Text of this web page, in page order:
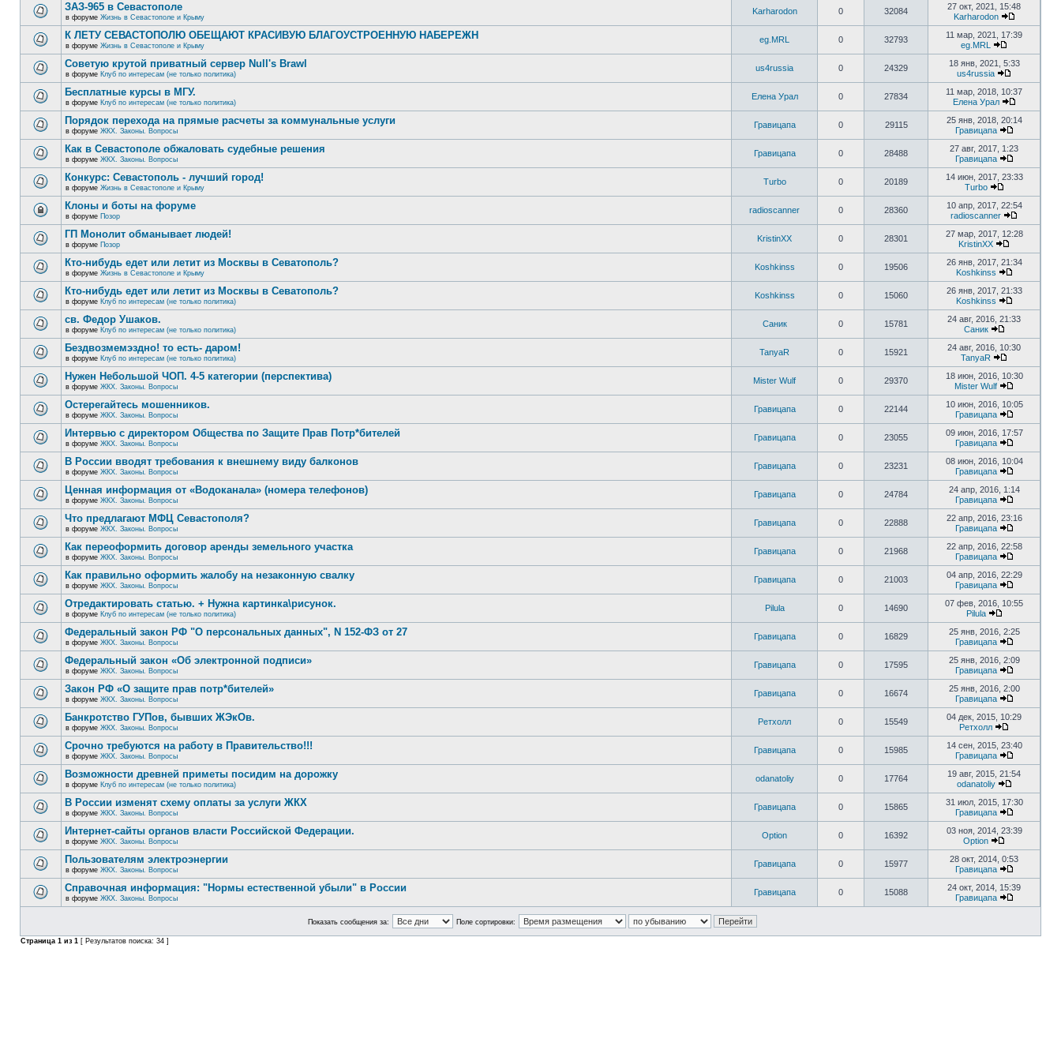
ЗАЗ-965 в Севастополе
в форуме Жизнь в Севастополе и Крыму
Karharodon 0 32084
27 окт, 2021, 15:48
Karharodon
К ЛЕТУ СЕВАСТОПОЛЮ ОБЕЩАЮТ КРАСИВУЮ БЛАГОУСТРОЕННУЮ НАБЕРЕЖН
в форуме Жизнь в Севастополе и Крыму
eg.MRL 0 32793
11 мар, 2021, 17:39
eg.MRL
Советую крутой приватный сервер Null's Brawl
в форуме Клуб по интересам (не только политика)
us4russia 0 24329
18 янв, 2021, 5:33
us4russia
Бесплатные курсы в МГУ.
в форуме Клуб по интересам (не только политика)
Елена Урал 0 27834
11 мар, 2018, 10:37
Елена Урал
Порядок перехода на прямые расчеты за коммунальные услуги
в форуме ЖКХ. Законы. Вопросы
Гравицапа 0 29115
25 янв, 2018, 20:14
Гравицапа
Как в Севастополе обжаловать судебные решения
в форуме ЖКХ. Законы. Вопросы
Гравицапа 0 28488
27 авг, 2017, 1:23
Гравицапа
Конкурс: Севастополь - лучший город!
в форуме Жизнь в Севастополе и Крыму
Turbo 0 20189
14 июн, 2017, 23:33
Turbo
Клоны и боты на форуме
в форуме Позор
radioscanner 0 28360
10 апр, 2017, 22:54
radioscanner
ГП Монолит обманывает людей!
в форуме Позор
KristinXX 0 28301
27 мар, 2017, 12:28
KristinXX
Кто-нибудь едет или летит из Москвы в Севатополь?
в форуме Жизнь в Севастополе и Крыму
Koshkinss 0 19506
26 янв, 2017, 21:34
Koshkinss
Кто-нибудь едет или летит из Москвы в Севатополь?
в форуме Клуб по интересам (не только политика)
Koshkinss 0 15060
26 янв, 2017, 21:33
Koshkinss
св. Федор Ушаков.
в форуме Клуб по интересам (не только политика)
Саник 0 15781
24 авг, 2016, 21:33
Саник
Бездвозмемэздно! то есть- даром!
в форуме Клуб по интересам (не только политика)
TanyaR 0 15921
24 авг, 2016, 10:30
TanyaR
Нужен Небольшой ЧОП. 4-5 категории (перспектива)
в форуме ЖКХ. Законы. Вопросы
Mister Wulf 0 29370
18 июн, 2016, 10:30
Mister Wulf
Остерегайтесь мошенников.
в форуме ЖКХ. Законы. Вопросы
Гравицапа 0 22144
10 июн, 2016, 10:05
Гравицапа
Интервью с директором Общества по Защите Прав Потр*бителей
в форуме ЖКХ. Законы. Вопросы
Гравицапа 0 23055
09 июн, 2016, 17:57
Гравицапа
В России вводят требования к внешнему виду балконов
в форуме ЖКХ. Законы. Вопросы
Гравицапа 0 23231
08 июн, 2016, 10:04
Гравицапа
Ценная информация от «Водоканала» (номера телефонов)
в форуме ЖКХ. Законы. Вопросы
Гравицапа 0 24784
24 апр, 2016, 1:14
Гравицапа
Что предлагают МФЦ Севастополя?
в форуме ЖКХ. Законы. Вопросы
Гравицапа 0 22888
22 апр, 2016, 23:16
Гравицапа
Как переоформить договор аренды земельного участка
в форуме ЖКХ. Законы. Вопросы
Гравицапа 0 21968
22 апр, 2016, 22:58
Гравицапа
Как правильно оформить жалобу на незаконную свалку
в форуме ЖКХ. Законы. Вопросы
Гравицапа 0 21003
04 апр, 2016, 22:29
Гравицапа
Отредактировать статью. + Нужна картинка\рисунок.
в форуме Клуб по интересам (не только политика)
Pilula 0 14690
07 фев, 2016, 10:55
Pilula
Федеральный закон РФ "О персональных данных", N 152-ФЗ от 27
в форуме ЖКХ. Законы. Вопросы
Гравицапа 0 16829
25 янв, 2016, 2:25
Гравицапа
Федеральный закон «Об электронной подписи»
в форуме ЖКХ. Законы. Вопросы
Гравицапа 0 17595
25 янв, 2016, 2:09
Гравицапа
Закон РФ «О защите прав потр*бителей»
в форуме ЖКХ. Законы. Вопросы
Гравицапа 0 16674
25 янв, 2016, 2:00
Гравицапа
Банкротство ГУПов, бывших ЖЭкОв.
в форуме ЖКХ. Законы. Вопросы
Ретхолл 0 15549
04 дек, 2015, 10:29
Ретхолл
Срочно требуются на работу в Правительство!!!
в форуме ЖКХ. Законы. Вопросы
Гравицапа 0 15985
14 сен, 2015, 23:40
Гравицапа
Возможности древней приметы посидим на дорожку
в форуме Клуб по интересам (не только политика)
odanatoliy 0 17764
19 авг, 2015, 21:54
odanatoliy
В России изменят схему оплаты за услуги ЖКХ
в форуме ЖКХ. Законы. Вопросы
Гравицапа 0 15865
31 июл, 2015, 17:30
Гравицапа
Интернет-сайты органов власти Российской Федерации.
в форуме ЖКХ. Законы. Вопросы
Option 0 16392
03 ноя, 2014, 23:39
Option
Пользователям электроэнергии
в форуме ЖКХ. Законы. Вопросы
Гравицапа 0 15977
28 окт, 2014, 0:53
Гравицапа
Справочная информация: "Нормы естественной убыли" в России
в форуме ЖКХ. Законы. Вопросы
Гравицапа 0 15088
24 окт, 2014, 15:39
Гравицапа
Показать сообщения за: Поле сортировки:
Страница 1 из 1 [ Результатов поиска: 34 ]